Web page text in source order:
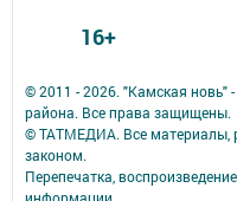
© 2011 - 2026. "Камская новь"
района. Все права защищены.
© ТАТМЕДИА. Все материалы,
законом.
Перепечатка,
информации,
16+